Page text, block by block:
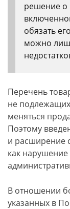
решение о
обязать
можно
Перечень
не
меняться
Поэтому
и расширение
как
В отношении
указанных в